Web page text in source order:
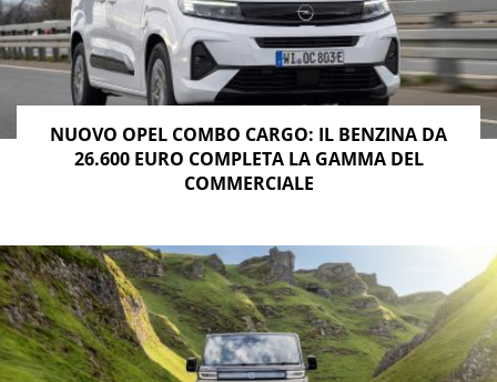
NUOVO OPEL COMBO CARGO: IL BENZINA DA
26.600 EURO COMPLETA LA GAMMA DEL
COMMERCIALE